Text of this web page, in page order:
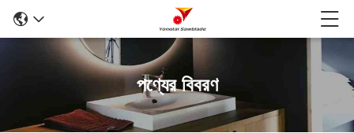
পণ্যের বিবরণ